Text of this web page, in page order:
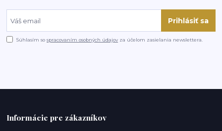
Prihlásiť sa
Súhlasím sospracovaním osobných údajov za účelom zasielania newslettera.
Informácie pre zákazníkov